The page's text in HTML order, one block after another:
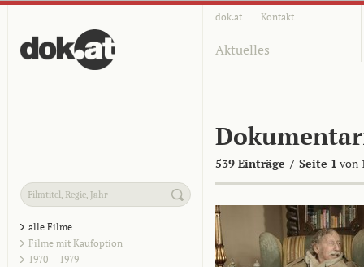
dok.at Kontakt
Aktuelles
539 Einträge / Seite 1 von
alle Filme
Filme mit Kaufoption
1970 – 1979